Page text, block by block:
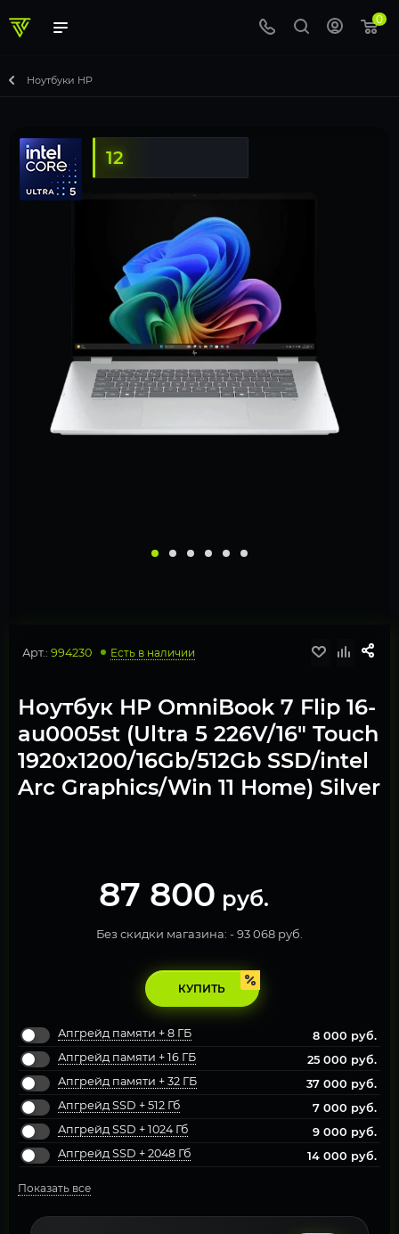
0
Ноутбуки HP
Арт.: 994230 Есть в наличии
Ноутбук HP OmniBook 7 Flip 16-
au0005st (Ultra 5 226V/16" Touch
1920x1200/16Gb/512Gb SSD/intel
Arc Graphics/Win 11 Home) Silver
87 800 руб.
Без скидки магазина: -93 068 руб.
КУПИТЬ
Апгрейд памяти + 8 ГБ 8 000 руб.
Апгрейд памяти + 16 ГБ
25 000 руб.
Апгрейд памяти + 32 ГБ
37 000 руб.
Апгрейд SSD + 512 Гб
7 000 руб.
Апгрейд SSD + 1024 Гб
9 000 руб.
Апгрейд SSD + 2048 Гб
14 000 руб.
Показать все